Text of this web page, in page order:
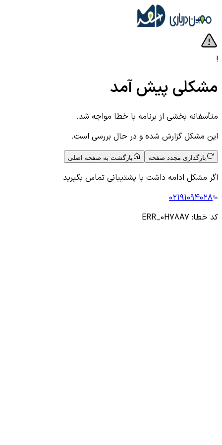
!
مشکلی پیش آمد
متأسفانه بخشی از برنامه با خطا مواجه شد.
این مشکل گزارش شده و در حال بررسی است.
بارگذاری مجدد صفحه بازگشت به صفحه اصلی
اگر مشکل ادامه داشت با پشتیبانی تماس بگیرید
۰۲۱۹۱۰۹۴۰۲۸
کد خطا: ERR_0H78A7